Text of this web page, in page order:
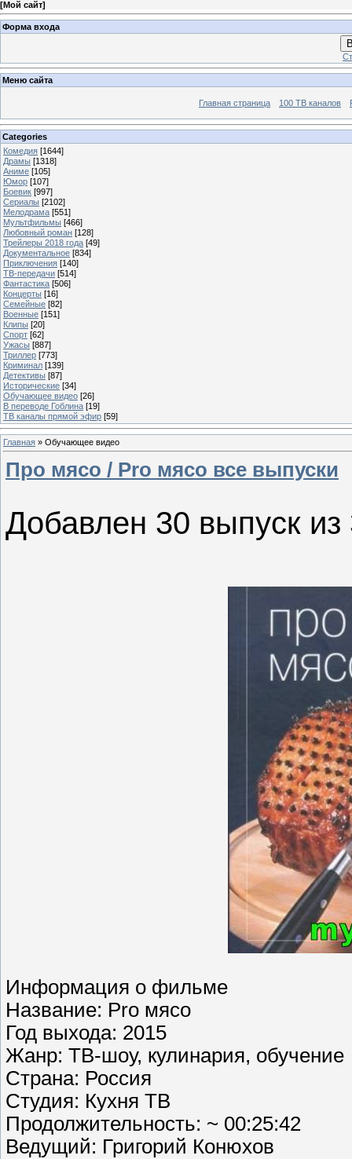
[Мой сайт]
Форма входа
Меню сайта
Главная страница 100 ТВ каналов
Categories
Комедия [1644]
Драмы [1318]
Аниме [105]
Юмор [107]
Боевик [997]
Сериалы [2102]
Мелодрама [551]
Мультфильмы [466]
Любовный роман [128]
Трейлеры 2018 года [49]
Документальное [834]
Приключения [140]
ТВ-передачи [514]
Фантастика [506]
Концерты [16]
Семейные [82]
Военные [151]
Клипы [20]
Спорт [62]
Ужасы [887]
Триллер [773]
Криминал [139]
Детективы [87]
Исторические [34]
Обучающее видео [26]
В переводе Гоблина [19]
ТВ каналы прямой эфир [59]
Главная » Обучающее видео
Про мясо / Pro мясо все выпуски
Добавлен 30 выпуск из
Информация о фильме
Название: Pro мясо
Год выхода: 2015
Жанр: ТВ-шоу, кулинария, обучение
Страна: Россия
Студия: Кухня ТВ
Продолжительность: ~ 00:25:42
Ведущий: Григорий Конюхов